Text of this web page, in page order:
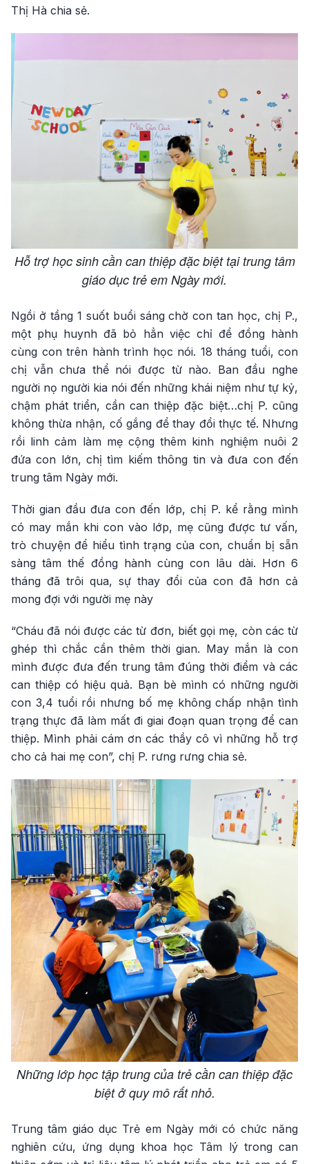
Thị Hà chia sẻ.
Hỗ trợ học sinh cần can thiệp đặc biệt tại trung tâm
giáo dục trẻ em Ngày mới.
Ngồi ở tầng 1 suốt buổi sáng chờ con tan học, chị P.,
một phụ huynh đã bỏ hẳn việc chỉ để đồng hành
cùng con trên hành trình học nói. 18 tháng tuổi, con
chị vẫn chưa thể nói được từ nào. Ban đầu nghe
người nọ người kia nói đến những khái niệm như tự kỷ,
chậm phát triển, cần can thiệp đặc biệt…chị P. cũng
không thừa nhận, cố gắng để thay đổi thực tế. Nhưng
rồi linh cảm làm mẹ cộng thêm kinh nghiệm nuôi 2
đứa con lớn, chị tìm kiếm thông tin và đưa con đến
trung tâm Ngày mới.
Thời gian đầu đưa con đến lớp, chị P. kể rằng mình
có may mắn khi con vào lớp, mẹ cũng được tư vấn,
trò chuyện để hiểu tình trạng của con, chuẩn bị sẵn
sàng tâm thế đồng hành cùng con lâu dài. Hơn 6
tháng đã trôi qua, sự thay đổi của con đã hơn cả
mong đợi với người mẹ này
“Cháu đã nói được các từ đơn, biết gọi mẹ, còn các từ
ghép thì chắc cần thêm thời gian. May mắn là con
mình được đưa đến trung tâm đúng thời điểm và các
can thiệp có hiệu quả. Bạn bè mình có những người
con 3,4 tuổi rồi nhưng bố mẹ không chấp nhận tình
trạng thực đã làm mất đi giai đoạn quan trọng để can
thiệp. Mình phải cám ơn các thầy cô vì những hỗ trợ
cho cả hai mẹ con”, chị P. rưng rưng chia sẻ.
Những lớp học tập trung của trẻ cần can thiệp đặc
biệt ở quy mô rất nhỏ.
Trung tâm giáo dục Trẻ em Ngày mới có chức năng
nghiên cứu, ứng dụng khoa học Tâm lý trong can